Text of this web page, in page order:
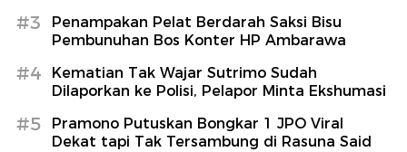
#3
Penampakan Pelat Berdarah Saksi Bisu
Pembunuhan Bos Konter HP Ambarawa
#4
Kematian Tak Wajar Sutrimo Sudah
Dilaporkan ke Polisi, Pelapor Minta Ekshumasi
#5
Pramono Putuskan Bongkar 1 JPO Viral
Dekat tapi Tak Tersambung di Rasuna Said